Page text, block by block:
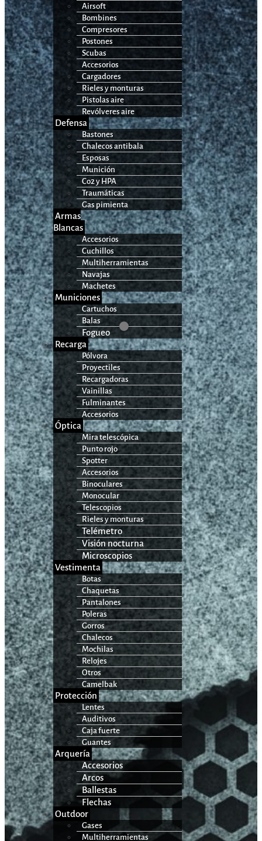
Airsoft
Bombines
Compresores
Postones
Scubas
Accesorios
Cargadores
Rieles y monturas
Pistolas aire
Revólveres aire
Defensa
Bastones
Chalecos antibala
Esposas
Munición
Co2 y HPA
Traumáticas
Gas pimienta
Armas
Blancas
Accesorios
Cuchillos
Multiherramientas
Navajas
Machetes
Municiones
Cartuchos
Balas
Fogueo
Recarga
Pólvora
Proyectiles
Recargadoras
Vainillas
Fulminantes
Accesorios
Óptica
Mira telescópica
Punto rojo
Spotter
Accesorios
Binoculares
Monocular
Telescopios
Rieles y monturas
Telémetro
Visión nocturna
Microscopios
Vestimenta
Botas
Chaquetas
Pantalones
Poleras
Gorros
Chalecos
Mochilas
Relojes
Otros
Camelbak
Protección
Lentes
Auditivos
Caja fuerte
Guantes
Arquería
Accesorios
Arcos
Ballestas
Flechas
Outdoor
Gases
Multiherramientas